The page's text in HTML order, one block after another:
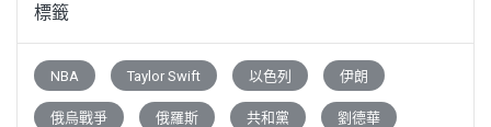
標籤
NBA Taylor Swift 以色列 伊朗
俄烏戰爭 俄羅斯 共和黨 劉德華